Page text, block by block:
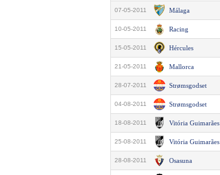
07-05-2011 Málaga
10-05-2011 Racing
15-05-2011 Hércules
21-05-2011 Mallorca
28-07-2011 Strømsgodset
04-08-2011 Strømsgodset
18-08-2011 Vitória Guimarães
25-08-2011 Vitória Guimarães
28-08-2011 Osasuna